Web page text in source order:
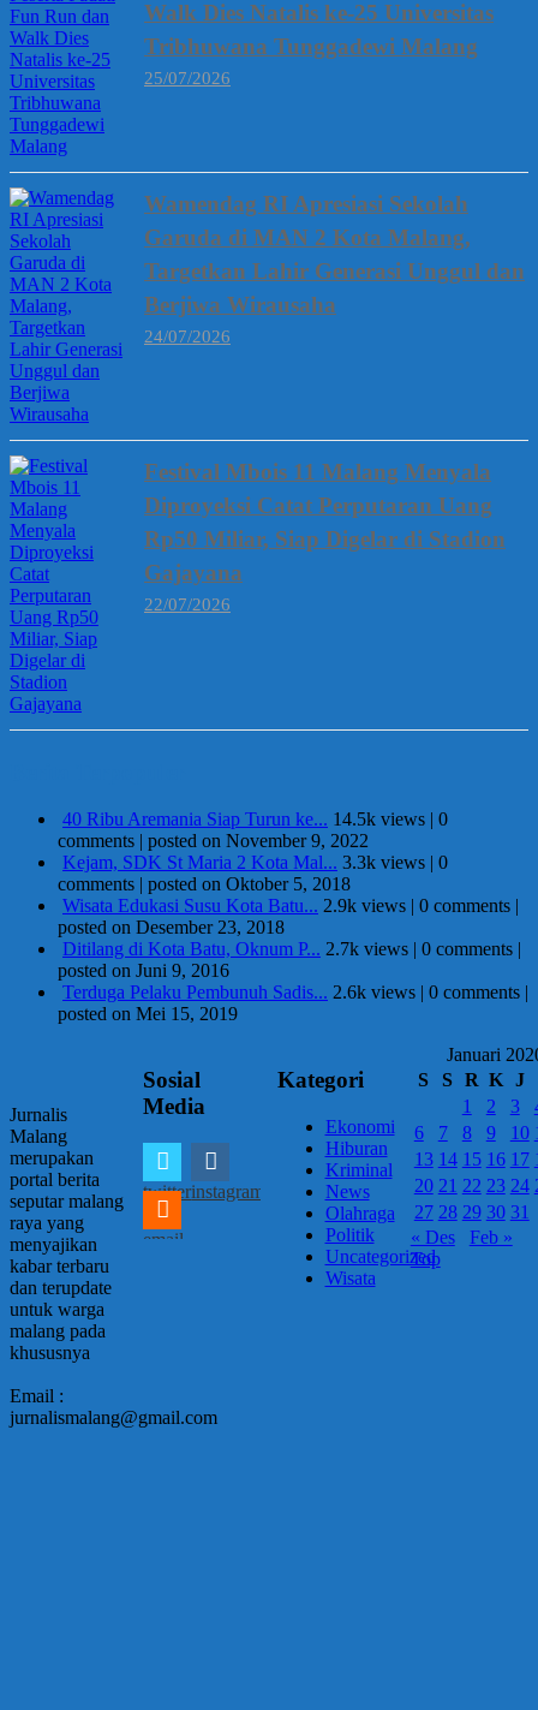
Walk Dies Natalis ke-25 Universitas
Tribhuwana Tunggadewi Malang
25/07/2026
Wamendag RI Apresiasi Sekolah
Garuda di MAN 2 Kota Malang,
Targetkan Lahir Generasi Unggul dan
Berjiwa Wirausaha
24/07/2026
Festival Mbois 11 Malang Menyala
Diproyeksi Catat Perputaran Uang
Rp50 Miliar, Siap Digelar di Stadion
Gajayana
22/07/2026
40 Ribu Aremania Siap Turun ke... 14.5k views | 0
comments | posted on November 9, 2022
Kejam, SDK St Maria 2 Kota Mal... 3.3k views | 0
comments | posted on Oktober 5, 2018
Wisata Edukasi Susu Kota Batu... 2.9k views | 0 comments |
posted on Desember 23, 2018
Ditilang di Kota Batu, Oknum P... 2.7k views | 0 comments |
posted on Juni 9, 2016
Terduga Pelaku Pembunuh Sadis... 2.6k views | 0 comments |
posted on Mei 15, 2019
Jurnalis
Malang
merupakan
portal berita
seputar malang
raya yang
menyajikan
kabar terbaru
dan terupdate
untuk warga
malang pada
khususnya
Email :
jurnalismalang@gmail.com
Sosial
Media
twitterinstagram
email
Kategori
Ekonomi
Hiburan
Kriminal
News
Olahraga
Politik
Uncategorized
Wisata
Januari
S
S R K
J
1
2 3
6
7 8 9 10
13 14 15 16 17
20 21 22 23 24
27 28 29 30 31
« Des
Feb »
Top